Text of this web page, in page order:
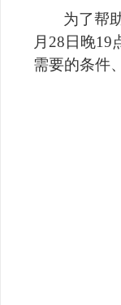
为了帮
月 28 日晚19
需要的条件